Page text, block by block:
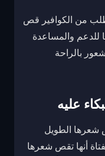
تطلب من الكوافير قص
للدعم والمساعدة
بالراحة
عليه
شعرها الطويل
أنها تقص شعرها